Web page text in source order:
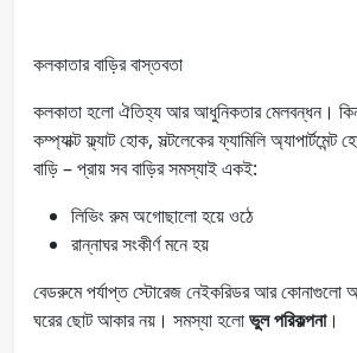
কলকাতার বাড়ির বাস্তবতা
কলকাতা হলো ঐতিহ্য আর আধুনিকতার মেলবন্ধন।
কম্প্যাক্ট ফ্ল্যাট হোক, সল্টলেকের ফ্যামিলি অ্যাপার্টমেন্ট
বাড়ি – প্রায় সব বাড়ির সমস্যাই একই:
লিভিং রুম অগোছালো হয়ে ওঠে
রান্নাঘর সংকীর্ণ মনে হয়
বেডরুমে পর্যাপ্ত স্টোরেজ নেইকরিডর আর
ঘরের ছোট আকার নয়। সমস্যা হলোভুল পরিকল্পনা।